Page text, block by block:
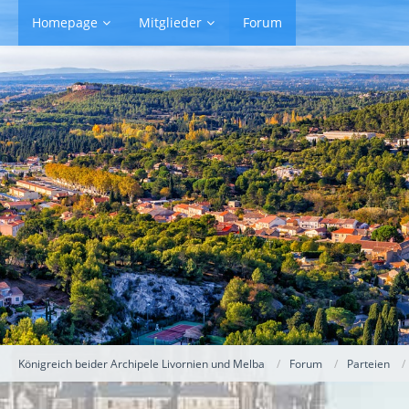
Homepage Mitglieder Forum
Königreich beider Archipele Livornien und Melba Forum Parteien